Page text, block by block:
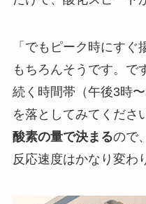
「でもピーク時にす
もちろんそうです。で
続く時間帯（午後3時
を落としてみてくださ
酸素の量で決まるので
反応速度はかなり変わ